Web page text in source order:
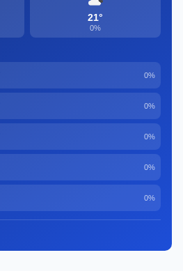
21°
0%
0%
0%
0%
0%
0%